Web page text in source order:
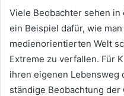
Viele Beobachter sehen in
ein Beispiel dafür, wie
medienorientierten Welt
Extreme zu verfallen. Für
ihren eigenen Lebensweg
ständige Beobachtung